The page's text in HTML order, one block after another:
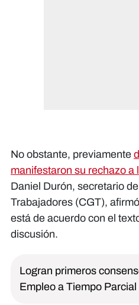
No obstante, previamente
manifestaron su rechazo a
Daniel Durón, secretario
Trabajadores (CGT),
está de acuerdo con el
discusión.
Logran primeros
Empleo a Tiempo Parcial